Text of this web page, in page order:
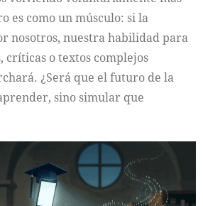
es como un músculo: si la
nosotros, nuestra habilidad para
críticas o textos complejos
¿Será que el futuro de la
sino simular que